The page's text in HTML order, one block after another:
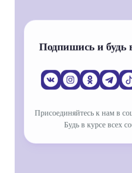
Подпишись и будь
Присоединяйтесь к нам в
Будь в курсе всех